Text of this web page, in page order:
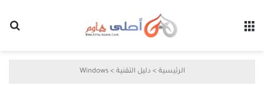
الرئيسية > دليل التقنية >
Windows